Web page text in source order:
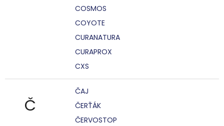
COSMOS
COYOTE
CURANATURA
CURAPROX
CXS
Č
ČAJ
ČERŤÁK
ČERVOSTOP